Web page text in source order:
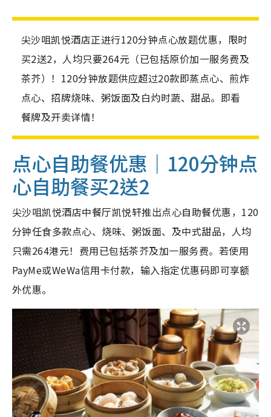
尖沙咀凯悦酒店正进行120分钟点心放题优惠，限时
买2送2，人均只要264元（已包括原价加一服务费及
茶芥）！120分钟放题供应超过20款即蒸点心、煎炸
点心、招牌烧味、粥饭面及白灼时蔬、甜品。即看
餐牌及开卖详情！
点心自助餐优惠｜120分钟点
心自助餐买2送2
尖沙咀凯悦酒店中餐厅凯悦轩推出点心自助餐优惠，120
分钟任食多款点心、烧味、粥饭面、及中式甜品，人均
只需264港元！费用已包括茶芥及加一服务费。若使用
PayMe或WeWa信用卡付款，输入指定优惠码即可享额
外优惠。